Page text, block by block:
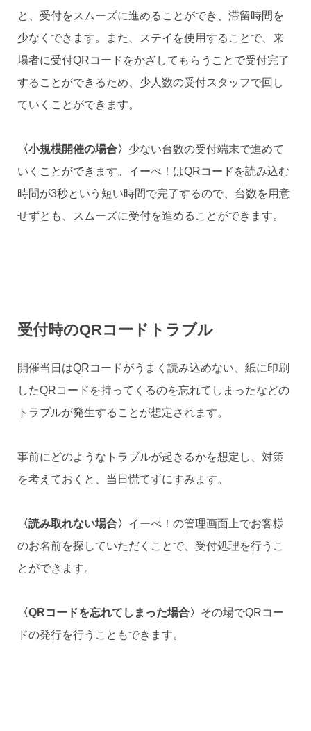
と、受付をスムーズに進めることができ、滞留時間を
少なくできます。また、ステイを使用することで、来
場者に受付QRコードをかざしてもらうことで受付完了
することができるため、少人数の受付スタッフで回し
ていくことができます。
〈小規模開催の場合〉 少ない台数の受付端末で進めて
いくことができます。イーべ！はQRコードを読み込む
時間が3秒という短い時間で完了するので、台数を用意
せずとも、スムーズに受付を進めることができます。
受付時のQRコードトラブル
開催当日はQRコードがうまく読み込めない、紙に印刷
したQRコードを持ってくるのを忘れてしまったなどの
トラブルが発生することが想定されます。
事前にどのようなトラブルが起きるかを想定し、対策
を考えておくと、当日慌てずにすみます。
〈読み取れない場合〉 イーべ！の管理画面上でお客様
のお名前を探していただくことで、受付処理を行うこ
とができます。
〈QRコードを忘れてしまった場合〉 その場でQRコー
ドの発行を行うこともできます。